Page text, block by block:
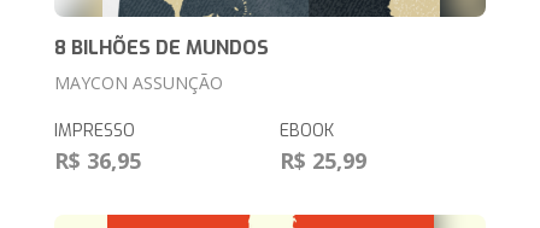
8 BILHÕES DE MUNDOS
MAYCON ASSUNÇÃO
IMPRESSO
R$ 36,95
EBOOK
R$ 25,99